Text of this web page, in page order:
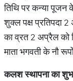
तिथि पर कन्या पूजन
शुक्ल पक्ष प्रतिपदा
का व्रत 2 अप्रैल को
माता भगवती के नौ
कलशस्थापनाकाशुभ